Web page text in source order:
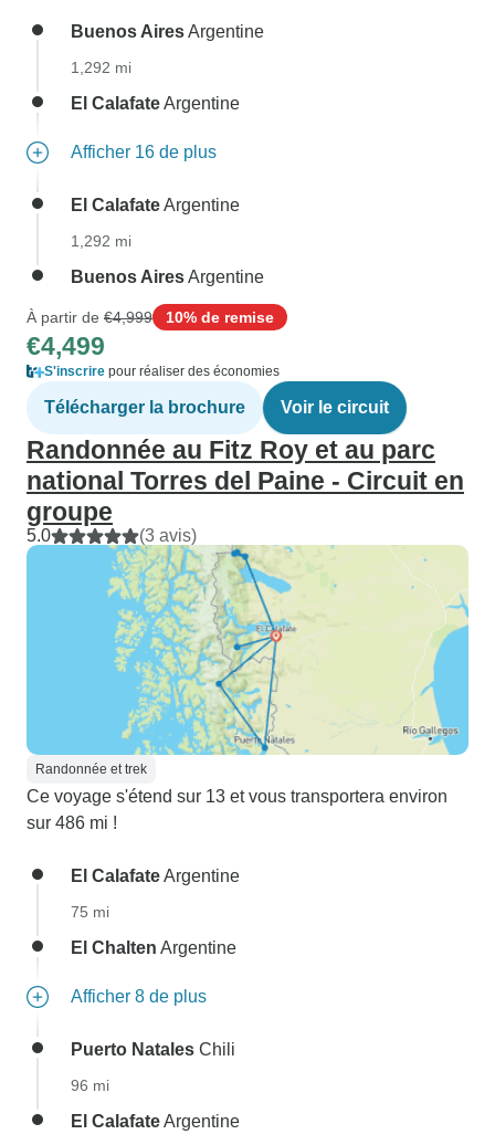
Buenos AiresArgentine
1,292 mi
El CalafateArgentine
Afficher 16 de plus
El CalafateArgentine
1,292 mi
Buenos AiresArgentine
À partir de €4,999 10% de remise
€4,499
S'inscrire pour réaliser des économies
Télécharger la brochure Voir le circuit
Randonnée au Fitz Roy et au parc
national Torres del Paine - Circuit en
groupe
5.0 (3 avis)
Randonnée et trek
Ce voyage s'étend sur 13 et vous transportera environ
sur 486 mi !
El CalafateArgentine
75 mi
El Chalten Argentine
Afficher 8 de plus
Puerto Natales Chili
96 mi
El CalafateArgentine